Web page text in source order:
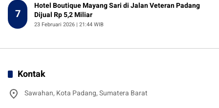
7
Hotel Boutique Mayang Sari di Jalan Veteran Padang
Dijual Rp 5,2 Miliar
23 Februari 2026 | 21:44 WIB
Kontak
Sawahan, Kota Padang, Sumatera Barat